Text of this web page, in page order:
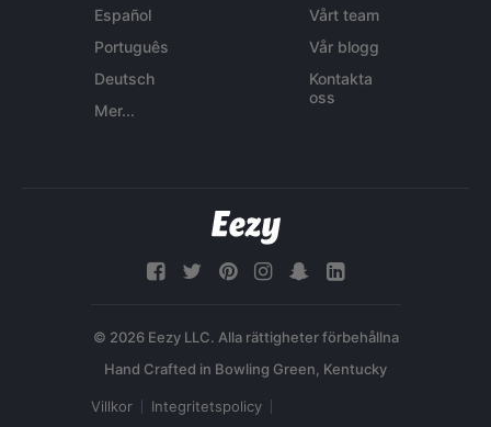
Español
Português
Deutsch
Mer...
Vårt team
Vår blogg
Kontakta
oss
© 2026 Eezy LLC. Alla rättigheter förbehållna
Villkor Integritetspolicy